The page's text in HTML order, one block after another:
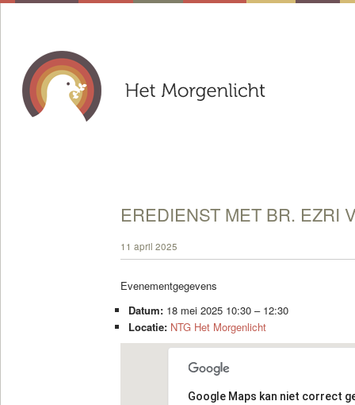
EREDIENST MET BR. EZRI
11 april 2025
Evenementgegevens
Datum: 18 mei 2025 10:30– 12:30
Locatie: NTG Het Morgenlicht
Google Maps kan niet correct